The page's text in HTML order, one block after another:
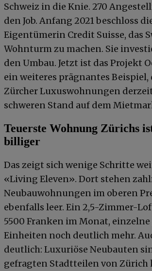
Schweiz in die Knie. 270
den Job. Anfang 2021 beschloss
Eigentümerin Credit Suisse, das
Wohnturm zu machen. Sie
den Umbau. Jetzt ist das Projekt
ein weiteres prägnantes Beispiel,
Zürcher Luxuswohnungen
schweren Stand auf dem
Teuerste Wohnung Zürichs
billiger
Das zeigt sich wenige Schritte
«Living Eleven». Dort stehen
Neubauwohnungen im oberen
ebenfalls leer. Ein 2,5-Zimmer-
5500 Franken im Monat, einzelne
Einheiten noch deutlich mehr.
deutlich: Luxuriöse Neubauten
gefragten Stadtteilen von Zürich